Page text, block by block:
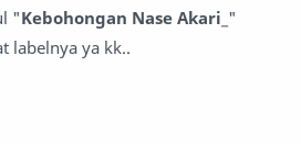
"Kebohongan Nase Akari_ "
labelnya ya kk..